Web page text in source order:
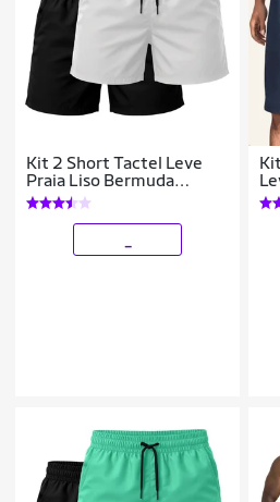
Kit 2 Short Tactel Leve
Praia Liso Bermuda
Masculina
Leve